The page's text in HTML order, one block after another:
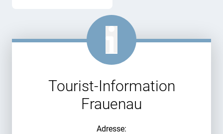
Tourist-Information
Frauenau
Adresse: